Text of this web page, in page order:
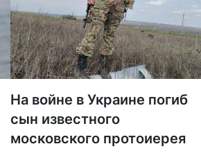
На войне в Украине погиб
сын известного
московского протоиерея